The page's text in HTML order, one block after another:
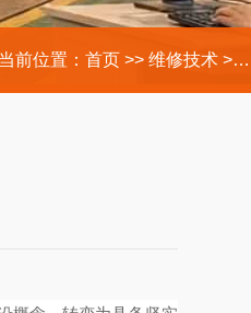
当前位置：首页 >>维修技术 >>